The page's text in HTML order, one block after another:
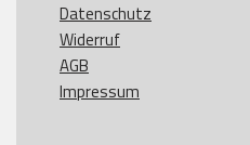
Datenschutz
Widerruf
AGB
Impressum